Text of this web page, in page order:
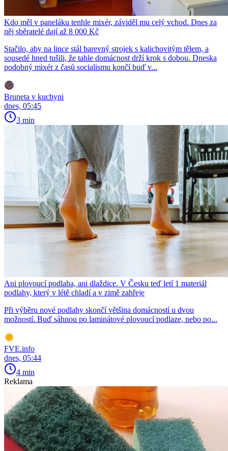
Kdo měl v paneláku tenhle mixér, záviděl mu celý vchod. Dnes za
něj sběratelé dají až 8 000 Kč
Stačilo, aby na lince stál barevný strojek s kalichovitým tělem, a
sousedé hned tušili, že tahle domácnost drží krok s dobou. Dneska
podobný mixér z časů socialismu končí buď v...
Bruneta v kuchyni
dnes, 05:45
3 min
Ani plovoucí podlaha, ani dlaždice. V Česku teď letí 1 materiál
podlahy, který v létě chladí a v zimě zahřeje
Při výběru nové podlahy skončí většina domácností u dvou
možností. Buď sáhnou po laminátové plovoucí podlaze, nebo po...
FVE.info
dnes, 05:44
4 min
Reklama